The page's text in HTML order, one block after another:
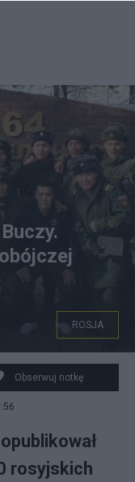
ROSJA
Obserwuj notkę
rosyjskich